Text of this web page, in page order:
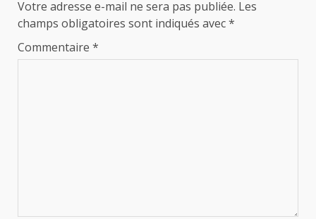
Votre adresse e-mail ne sera pas publiée. Les
champs obligatoires sont indiqués avec*
Commentaire *